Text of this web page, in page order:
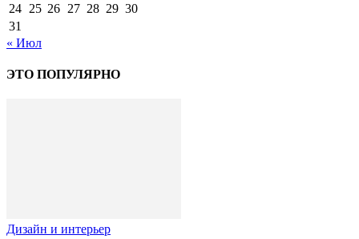
24 25 26 27 28 29 30
31
« Июл
ЭТО ПОПУЛЯРНО
Дизайн и интерьер